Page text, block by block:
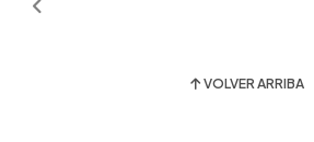
VOLVER ARRIBA